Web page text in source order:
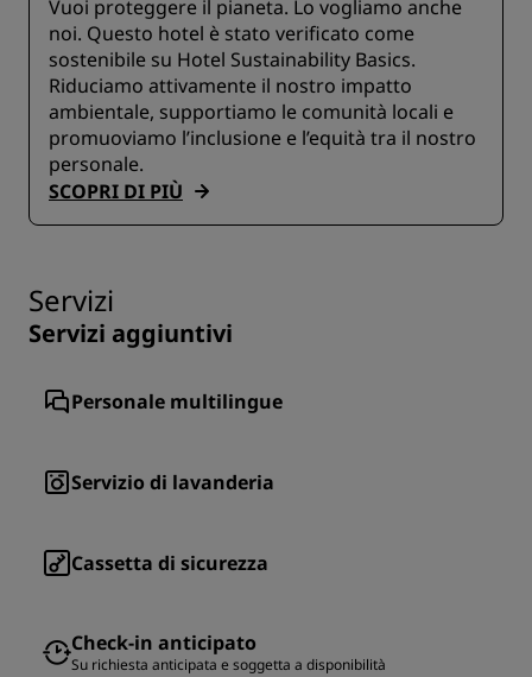
Vuoi proteggere il pianeta. Lo vogliamo anche
noi. Questo hotel è stato verificato come
sostenibile su Hotel Sustainability Basics.
Riduciamo attivamente il nostro impatto
ambientale, supportiamo le comunità locali e
promuoviamo l’inclusione e l’equità tra il nostro
personale.
SCOPRI DI PIÙ
Servizi
Servizi aggiuntivi
Personale multilingue
Servizio di lavanderia
Cassetta di sicurezza
Check-in anticipato
Su richiesta anticipata e soggetta a disponibilità